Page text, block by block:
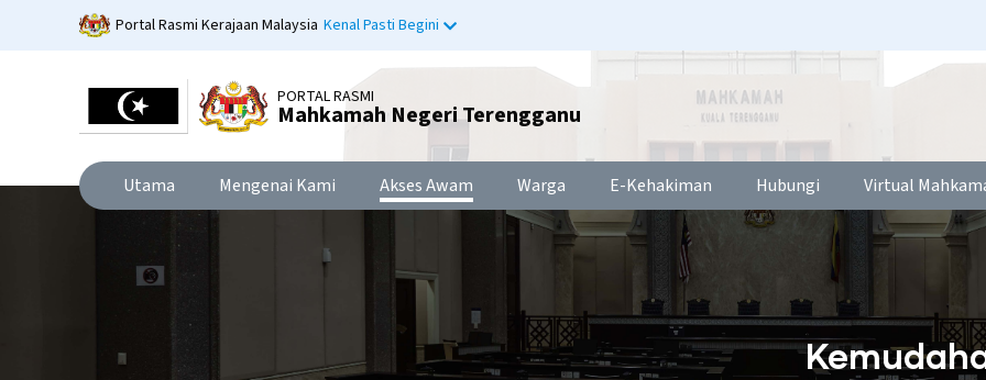
Portal Rasmi Kerajaan Malaysia Kenal Pasti Begini
PORTAL RASMI
Mahkamah Negeri Terengganu
Utama Mengenai Kami Akses Awam Warga E-Kehakiman Hubungi Virtual